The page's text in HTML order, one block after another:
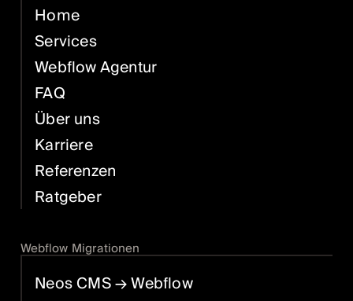
Home
Services
Webflow Agentur
FAQ
Über uns
Karriere
Referenzen
Ratgeber
Webflow Migrationen
Neos CMS→ Webflow